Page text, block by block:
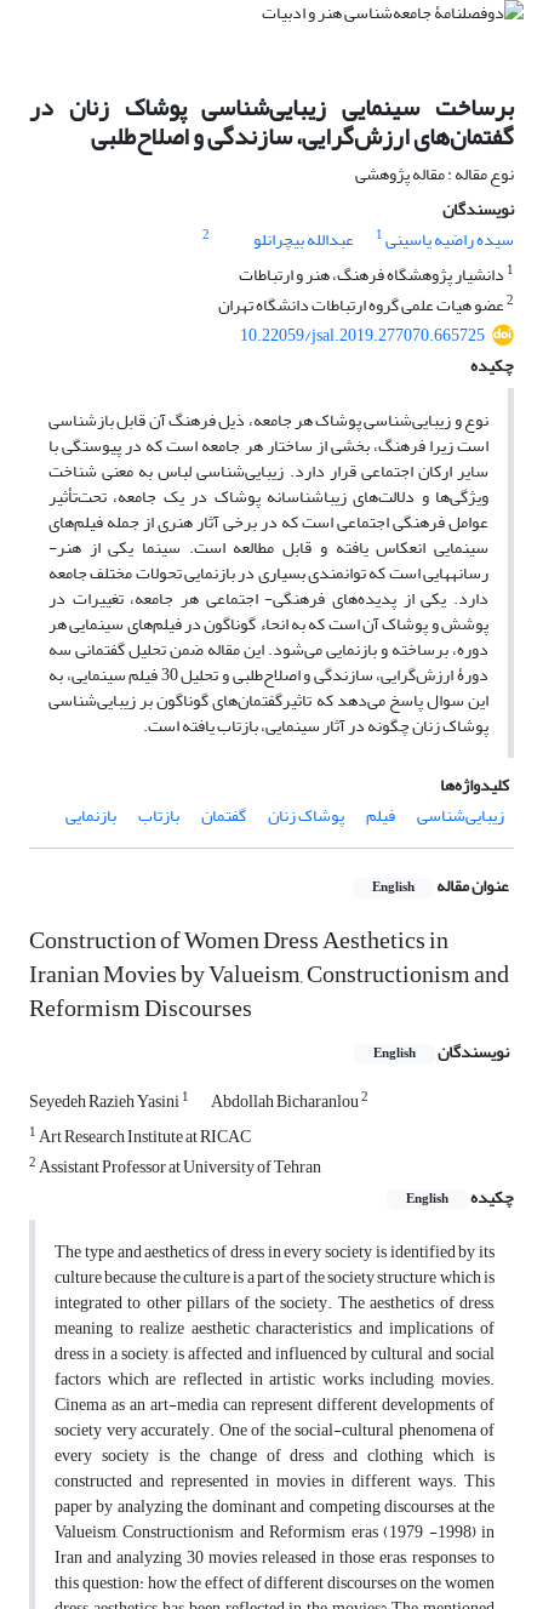
برساخت سینمایی زیبایی‌شناسی پوشاک زنان در
گفتمان‌های ارزش‌گرایی، سازندگی و اصلاح‌طلبی
نوع مقاله : مقاله پژوهشی
نویسندگان
سیده راضیه یاسینی1 عبدالله بیچرانلو
2
1 دانشیار پژوهشگاه فرهنگ، هنر و ارتباطات
2عضو هیات علمی گروه ارتباطات دانشگاه تهران
10.22059/jsal.2019.277070.665725
چکیده
نوع و زیبایی‌شناسی پوشاک هر جامعه، ذیل فرهنگ آن قابل بازشناسی
است زیرا فرهنگ، بخشی از ساختار هر جامعه است که در پیوستگی با
سایر ارکان اجتماعی قرار دارد. زیبایی‌شناسی لباس به معنی شناخت
ویژگی‌ها و دلالت‌های زیباشناسانه پوشاک در یک جامعه، تحت‌تأثیر
عوامل فرهنگی اجتماعی است که در برخی آثار هنری از جمله فیلم‌های
سینمایی انعکاس یافته و قابل مطالعه است. سینما یکی از هنر-
رسانههایی است که توانمندی بسیاری در بازنمایی تحولات مختلف جامعه
دارد. یکی از پدیده‌های فرهنگی- اجتماعی هر جامعه، تغییرات در
پوشش و پوشاک آن است که به انحاء گوناگون در فیلم‌های سینمایی هر
دوره، برساخته و بازنمایی می‌شود. این مقاله ضمن تحلیل گفتمانی سه
دورۀ ارزش‌گرایی، سازندگی و اصلاح‌طلبی و تحلیل 30 فیلم سینمایی، به
این سوال پاسخ می‌دهد که تاثیرگفتمان‌های گوناگون بر زیبایی‌شناسی
پوشاک زنان چگونه در آثار سینمایی، بازتاب یافته است.
کلیدواژه‌ها
زیبایی‌شناسی
فیلم پوشاک زنان گفتمان بازتاب بازنمایی
عنوان مقاله English
Construction of Women Dress Aesthetics in
Iranian Movies by Valueism, Constructionism and
Reformism Discourses
نویسندگان English
Seyedeh Razieh Yasini1 Abdollah Bicharanlou2
1Art Research Institute at RICAC
2Assistant Professor at University of Tehran
چکیده
English
The type and aesthetics of dress in every society is identified by its
culture because the culture is a part of the society structure which is
integrated to other pillars of the society. The aesthetics of dress,
meaning to realize aesthetic characteristics and implications of
dress in a society, is affected and influenced by cultural and social
factors which are reflected in artistic works including movies.
Cinema as an art-media can represent different developments of
society very accurately. One of the social-cultural phenomena of
every society is the change of dress and clothing which is
constructed and represented in movies in different ways. This
paper by analyzing the dominant and competing discourses at the
Valueism, Constructionism and Reformism eras (1979 -1998) in
Iran and analyzing 30 movies released in those eras, responses to
this question: how the effect of different discourses on the women